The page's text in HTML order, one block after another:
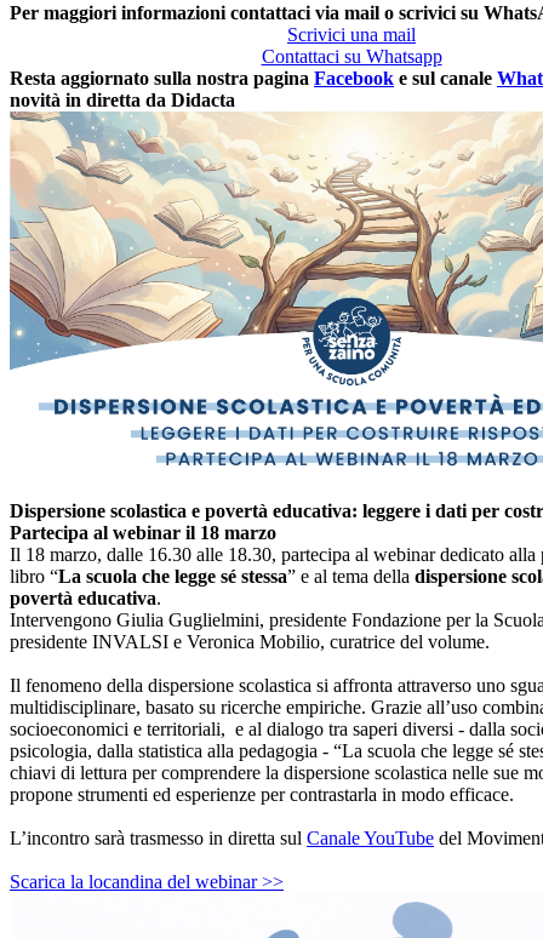
Per maggiori informazioni contattaci via mail o scrivici su
Scrivici una mail
Contattaci su Whatsapp
Resta aggiornato sulla nostra pagina Facebook e sul canale
novità in diretta da Didacta
Dispersione scolastica e povertà educativa: leggere i dati per
Partecipa al webinar il 18 marzo
Il 18 marzo, dalle 16.30 alle 18.30, partecipa al webinar dedicato alla
libro “La scuola che legge sé stessa” e al tema della dispersione
povertà educativa.
Intervengono Giulia Guglielmini, presidente Fondazione per la
presidente INVALSI e Veronica Mobilio, curatrice del volume.
Il fenomeno della dispersione scolastica si affronta attraverso uno
multidisciplinare, basato su ricerche empiriche. Grazie all’uso
socioeconomici e territoriali, e al dialogo tra saperi diversi - dalla
psicologia, dalla statistica alla pedagogia - “La scuola che legge sé
chiavi di lettura per comprendere la dispersione scolastica nelle sue
propone strumenti ed esperienze per contrastarla in modo efficace.
L’incontro sarà trasmesso in diretta sul Canale YouTube del
Scarica la locandina del webinar >>